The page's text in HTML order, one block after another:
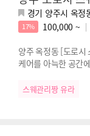
경기 양주시 옥정
17% 100,000 ~
양주 옥정동 [도로시
케어를 아늑한 공간
스웨관리짱 유라